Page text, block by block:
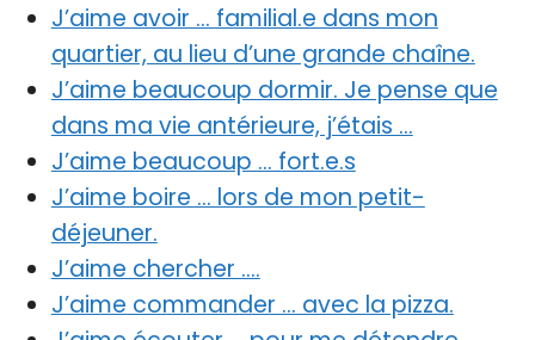
J’aime avoir … familial.e dans mon
quartier, au lieu d’une grande chaîne.
J’aime beaucoup dormir. Je pense que
dans ma vie antérieure, j’étais …
J’aime beaucoup … fort.e.s
J’aime boire … lors de mon petit-
déjeuner.
J’aime chercher ….
J’aime commander … avec la pizza.